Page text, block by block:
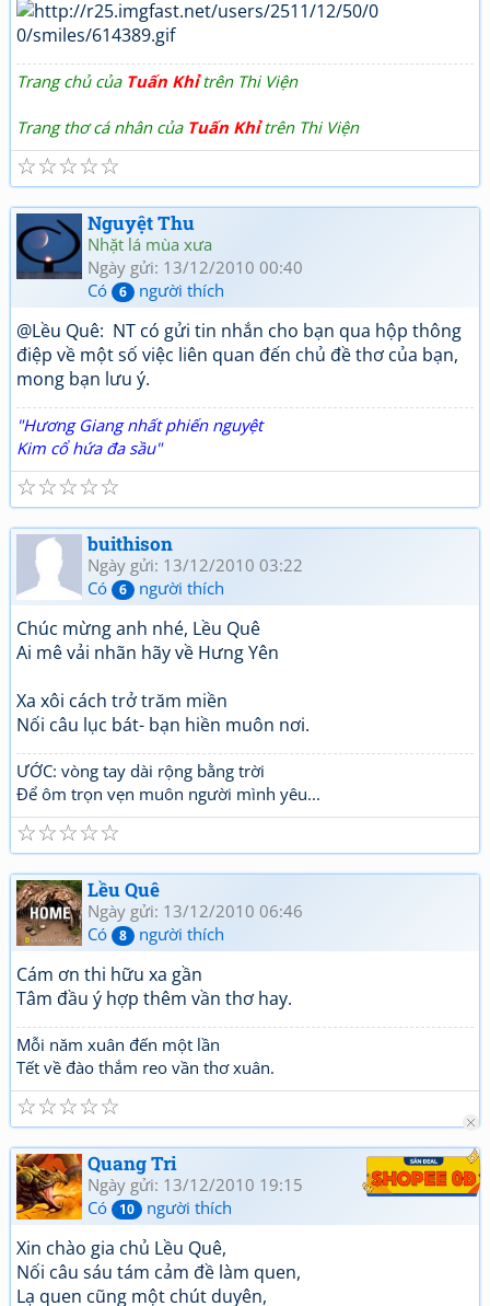
Trang chủ của Tuấn Khỉtrên Thi Viện
Trang thơ cá nhân của Tuấn Khỉtrên Thi Viện
☆
☆
☆
☆
☆
Nguyệt Thu
Nhặt lá mùa xưa
Ngày gửi: 13/12/2010 00:40
Có
6 người thích
@Lều Quê: NT có gửi tin nhắn cho bạn qua hộp thông
điệp về một số việc liên quan đến chủ đề thơ của bạn,
mong bạn lưu ý.
"Hương Giang nhất phiến nguyệt
Kim cổ hứa đa sầu"
☆
☆
☆
☆
☆
buithison
Ngày gửi: 13/12/2010 03:22
Có
6 người thích
Chúc mừng anh nhé, Lều Quê
Ai mê vải nhãn hãy về Hưng Yên
Xa xôi cách trở trăm miền
Nối câu lục bát- bạn hiền muôn nơi.
ƯỚC: vòng tay dài rộng bằng trời
Để ôm trọn vẹn muôn người mình yêu...
☆
☆
☆
☆
☆
Lều Quê
Ngày gửi: 13/12/2010 06:46
Có
8 người thích
Cám ơn thi hữu xa gần
Tâm đầu ý hợp thêm vần thơ hay.
Mỗi năm xuân đến một lần
Tết về đào thắm reo vần thơ xuân.
☆
☆
☆
☆
☆
Quang Tri
Ngày gửi: 13/12/2010 19:15
Có
10 người thích
Xin chào gia chủ Lều Quê,
Nối câu sáu tám cảm đề làm quen,
Lạ quen cũng một chút duyên,